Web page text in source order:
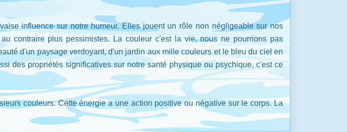
influence sur notre humeur. Elles jouent un rôle non négligeable sur nos
contraire plus pessimistes. La couleur c'est la vie, nous ne pourrions pas
d'un paysage verdoyant, d'un jardin aux mille couleurs et le bleu du ciel en
des propriétés significatives sur notre santé physique ou psychique, c'est ce
couleurs. Cette énergie a une action positive ou négative sur le corps. La